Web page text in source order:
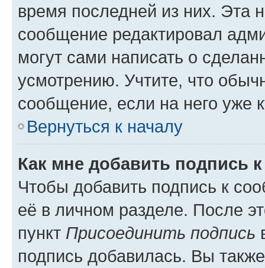
время последней из них. Эта
сообщение редактировал
могут сами написать о
усмотрению. Учтите, что
сообщение, если на него уже
Вернуться к началу
Как мне добавить подпись
Чтобы добавить подпись к
её в личном разделе. После
пункт Присоединить подпись
подпись добавилась. Вы